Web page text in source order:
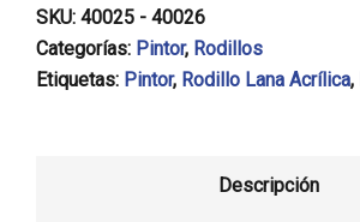
SKU: 40025 - 40026
Categorías: Pintor, Rodillos
Etiquetas: Pintor, Rodillo Lana Acrílica,
Descripción